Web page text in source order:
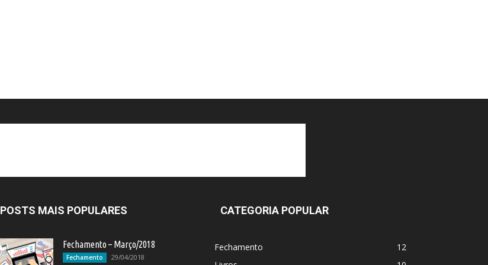
POSTS MAIS POPULARES
Fechamento – Março/2018
Fechamento 29/04/2018
CATEGORIA POPULAR
Fechamento
12